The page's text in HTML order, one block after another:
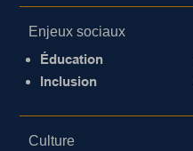
Enjeux sociaux
Éducation
Inclusion
Culture